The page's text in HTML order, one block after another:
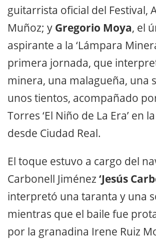
guitarrista oficial del Festival,
Muñoz; y Gregorio Moya, el
aspirante a la ‘Lámpara
primera jornada, que
minera, una malagueña, una
unos tientos, acompañado
Torres ‘El Niño de La Era’ en
desde Ciudad Real.
El toque estuvo a cargo del
Carbonell Jiménez ‘Jesús
interpretó una taranta y una
mientras que el baile fue
por la granadina Irene Ruiz